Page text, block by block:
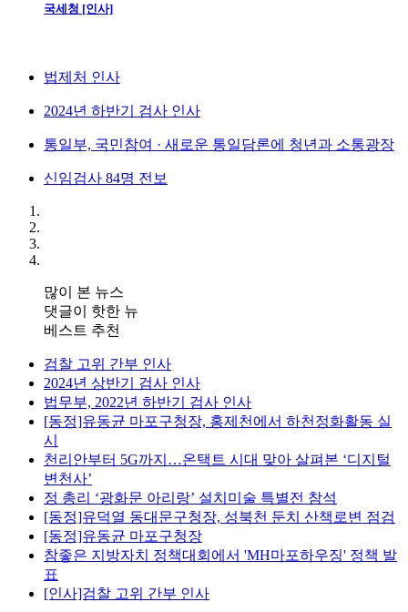
국세청 [인사]
법제처 인사
2024년 하반기 검사 인사
통일부, 국민참여 · 새로운 통일담론에 청년과 소통광장
신임검사 84명 전보
많이 본 뉴스
댓글이 핫한 뉴
베스트 추천
검찰 고위 간부 인사
2024년 상반기 검사 인사
법무부, 2022년 하반기 검사 인사
[동정]유동균 마포구청장, 홍제천에서 하천정화활동 실
시
천리안부터 5G까지…온택트 시대 맞아 살펴본 ‘디지털
변천사’
정 총리 ‘광화문 아리랑’ 설치미술 특별전 참석
[동정]유덕열 동대문구청장, 성북천 둔치 산책로변 점검
[동정]유동균 마포구청장
참좋은 지방자치 정책대회에서 'MH마포하우징' 정책 발
표
[인사]검찰 고위 간부 인사